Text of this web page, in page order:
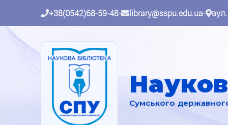
+38(0542)68-59-48• library@sspu.edu.ua•
Сумського